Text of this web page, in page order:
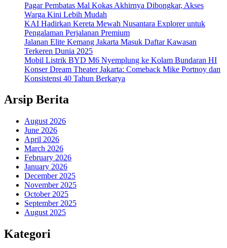
Pagar Pembatas Mal Kokas Akhirnya Dibongkar, Akses
Warga Kini Lebih Mudah
KAI Hadirkan Kereta Mewah Nusantara Explorer untuk
Pengalaman Perjalanan Premium
Jalanan Elite Kemang Jakarta Masuk Daftar Kawasan
Terkeren Dunia 2025
Mobil Listrik BYD M6 Nyemplung ke Kolam Bundaran HI
Konser Dream Theater Jakarta: Comeback Mike Portnoy dan
Konsistensi 40 Tahun Berkarya
Arsip Berita
August 2026
June 2026
April 2026
March 2026
February 2026
January 2026
December 2025
November 2025
October 2025
September 2025
August 2025
Kategori